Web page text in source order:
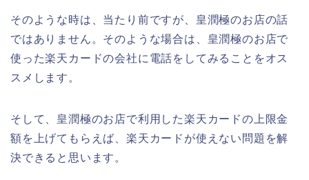
そのような時は、当たり前ですが、皇潤極のお店の話
ではありません。そのような場合は、皇潤極のお店で
使った楽天カードの会社に電話をしてみることをオス
スメします。
そして、皇潤極のお店で利用した楽天カードの上限金
額を上げてもらえば、楽天カードが使えない問題を解
決できると思います。